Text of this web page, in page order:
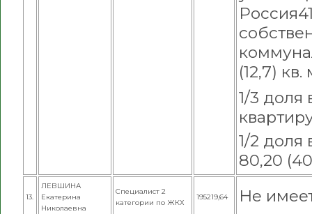
Россия
(12,7)
1/3 доля
1/2 доля
80,20
13.
ЛЕВШИНА
Екатерина
Николаевна
Специалист 2
категории по ЖКХ
195219,64 Не